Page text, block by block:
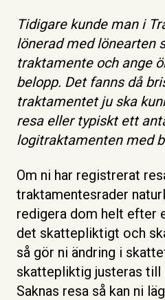
Tidigare kunde man i
lönerad med lönearten
traktamente och ange
belopp. Det fanns då
traktamentet ju ska
resa eller typiskt ett
logitraktamenten med
Om ni har registrerat
traktamentesrader
redigera dom helt efter
det skattepliktigt och
så gör ni ändring i
skattepliktig justeras till
Saknas resa så kan ni